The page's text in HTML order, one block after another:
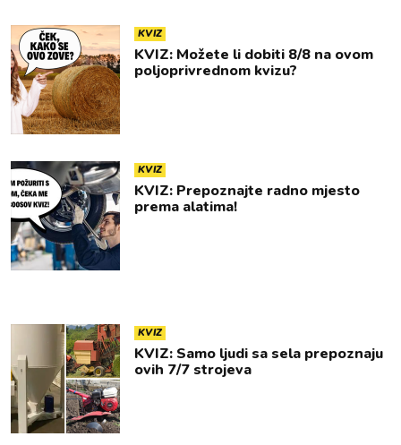
KVIZ
KVIZ: Možete li dobiti 8/8 na ovom
poljoprivrednom kvizu?
KVIZ
KVIZ: Prepoznajte radno mjesto
prema alatima!
KVIZ
KVIZ: Samo ljudi sa sela prepoznaju
ovih 7/7 strojeva